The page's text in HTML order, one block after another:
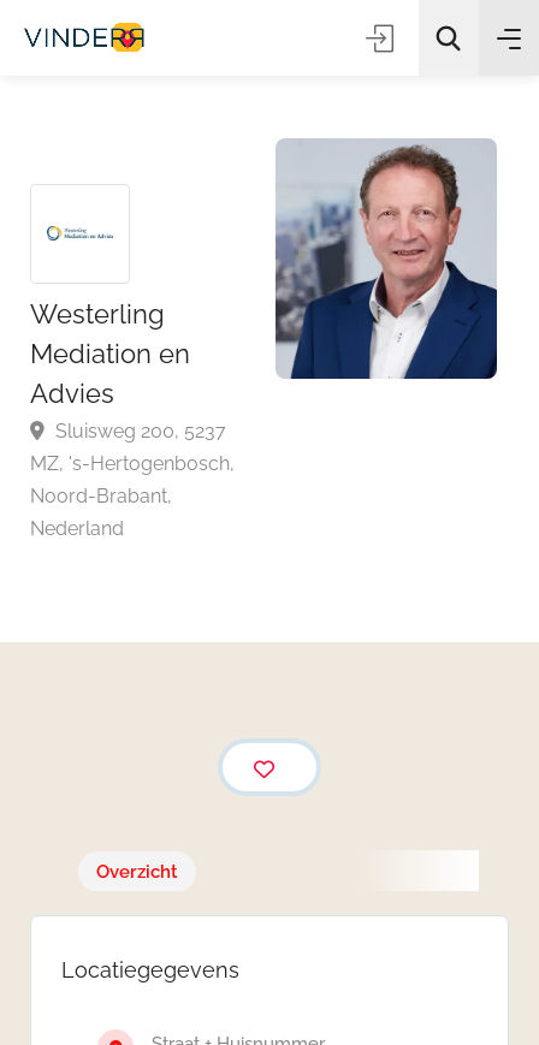
Westerling
Mediation en
Advies
Sluisweg 200, 5237
MZ, 's-Hertogenbosch,
Noord-Brabant,
Overzicht
Locatiegegevens